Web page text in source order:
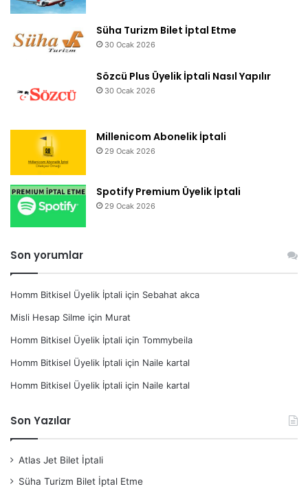
Süha Turizm Bilet İptal Etme
30 Ocak 2026
Sözcü Plus Üyelik İptali Nasıl Yapılır
30 Ocak 2026
Millenicom Abonelik İptali
29 Ocak 2026
Spotify Premium Üyelik İptali
29 Ocak 2026
Son yorumlar
Homm Bitkisel Üyelik İptali için Sebahat akca
Misli Hesap Silme için Murat
Homm Bitkisel Üyelik İptali için Tommybeila
Homm Bitkisel Üyelik İptali için Naile kartal
Homm Bitkisel Üyelik İptali için Naile kartal
Son Yazılar
Atlas Jet Bilet İptali
Süha Turizm Bilet İptal Etme